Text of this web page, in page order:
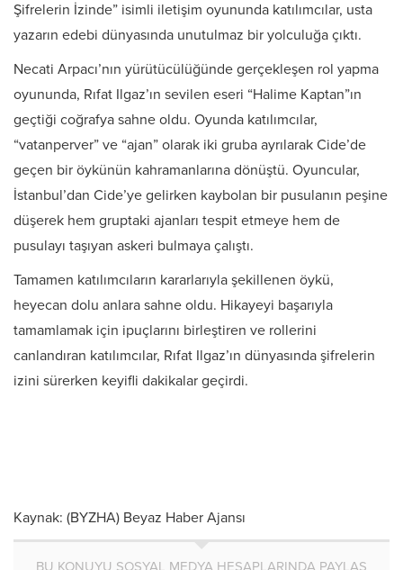
Şifrelerin İzinde” isimli iletişim oyununda katılımcılar, usta
yazarın edebi dünyasında unutulmaz bir yolculuğa çıktı.
Necati Arpacı’nın yürütücülüğünde gerçekleşen rol yapma
oyununda, Rıfat Ilgaz’ın sevilen eseri “Halime Kaptan”ın
geçtiği coğrafya sahne oldu. Oyunda katılımcılar,
“vatanperver” ve “ajan” olarak iki gruba ayrılarak Cide’de
geçen bir öykünün kahramanlarına dönüştü. Oyuncular,
İstanbul’dan Cide’ye gelirken kaybolan bir pusulanın peşine
düşerek hem gruptaki ajanları tespit etmeye hem de
pusulayı taşıyan askeri bulmaya çalıştı.
Tamamen katılımcıların kararlarıyla şekillenen öykü,
heyecan dolu anlara sahne oldu. Hikayeyi başarıyla
tamamlamak için ipuçlarını birleştiren ve rollerini
canlandıran katılımcılar, Rıfat Ilgaz’ın dünyasında şifrelerin
izini sürerken keyifli dakikalar geçirdi.
Kaynak: (BYZHA) Beyaz Haber Ajansı
BU KONUYU SOSYAL MEDYA HESAPLARINDA PAYLAŞ